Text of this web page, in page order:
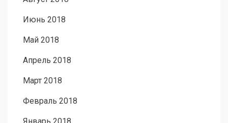
Июнь 2018
Май 2018
Апрель 2018
Март 2018
Февраль 2018